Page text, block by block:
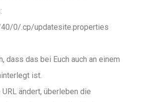
0/.cp/updatesite.properties
dass das bei Euch auch an einem
ist.
ändert, überleben die